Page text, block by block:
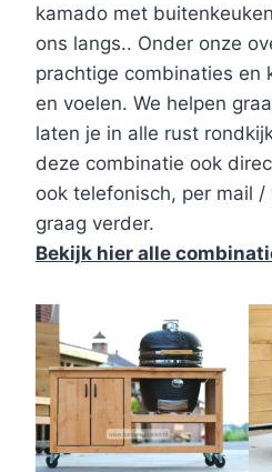
kamado met
ons langs.. Onder onze
prachtige combinaties en
en voelen. We helpen
laten je in alle rust
deze combinatie ook
ook telefonisch, per mail
graag verder.
Bekijk hier alle